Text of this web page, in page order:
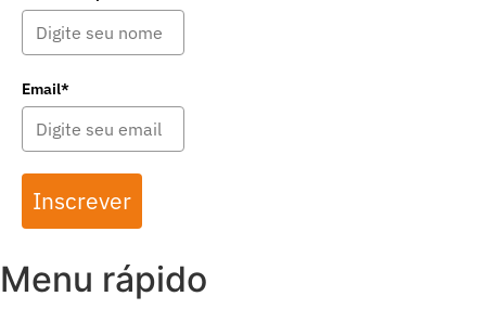
Email*
Inscrever
Menu rápido